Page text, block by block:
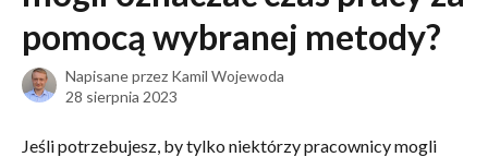
pomocą wybranej metody?
Napisane przez Kamil Wojewoda
28 sierpnia 2023
Jeśli potrzebujesz, by tylko niektórzy pracownicy mogli